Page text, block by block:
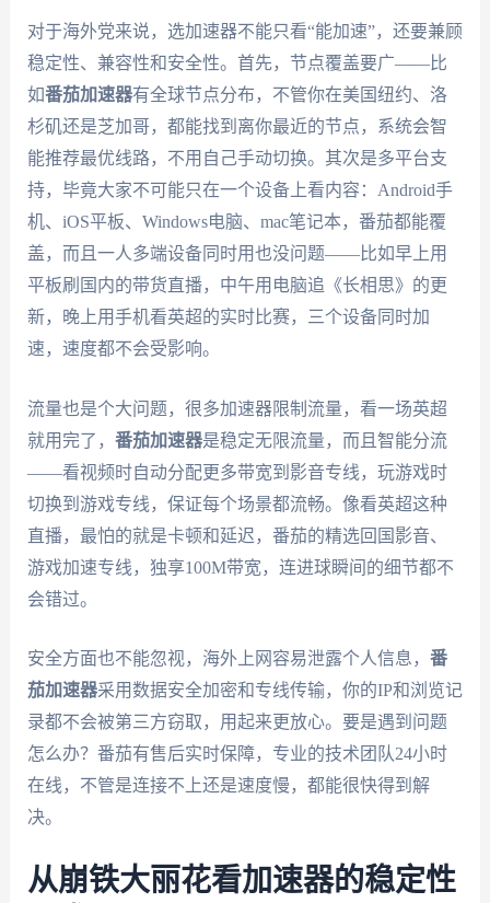
对于海外党来说，选加速器不能只看“能加速”，还要兼顾
稳定性、兼容性和安全性。首先，节点覆盖要广——比
如番茄加速器有全球节点分布，不管你在美国纽约、洛
杉矶还是芝加哥，都能找到离你最近的节点，系统会智
能推荐最优线路，不用自己手动切换。其次是多平台支
持，毕竟大家不可能只在一个设备上看内容：Android手
机、iOS平板、Windows电脑、mac笔记本，番茄都能覆
盖，而且一人多端设备同时用也没问题——比如早上用
平板刷国内的带货直播，中午用电脑追《长相思》的更
新，晚上用手机看英超的实时比赛，三个设备同时加
速，速度都不会受影响。
流量也是个大问题，很多加速器限制流量，看一场英超
就用完了， 番茄加速器是稳定无限流量，而且智能分流
——看视频时自动分配更多带宽到影音专线，玩游戏时
切换到游戏专线，保证每个场景都流畅。像看英超这种
直播，最怕的就是卡顿和延迟，番茄的精选回国影音、
游戏加速专线，独享100M带宽，连进球瞬间的细节都不
会错过。
安全方面也不能忽视，海外上网容易泄露个人信息， 番
茄加速器采用数据安全加密和专线传输，你的IP和浏览记
录都不会被第三方窃取，用起来更放心。要是遇到问题
怎么办？番茄有售后实时保障，专业的技术团队24小时
在线，不管是连接不上还是速度慢，都能很快得到解
决。
从崩铁大丽花看加速器的稳定性